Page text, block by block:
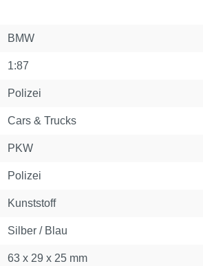
BMW
1:87
Polizei
Cars & Trucks
PKW
Polizei
Kunststoff
Silber / Blau
63 x 29 x 25 mm